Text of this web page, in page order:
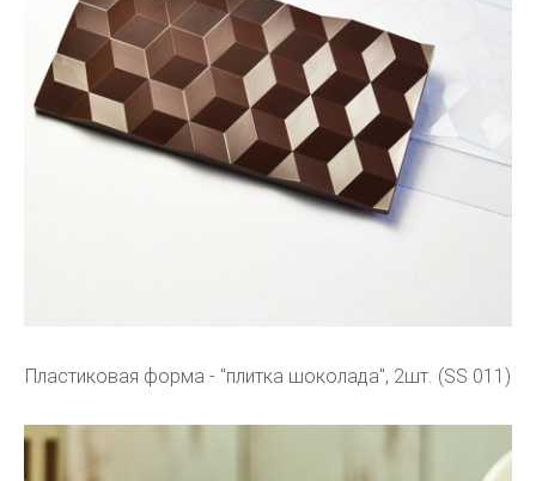
Пластиковая форма - "плитка шоколада", 2шт. (SS 011)